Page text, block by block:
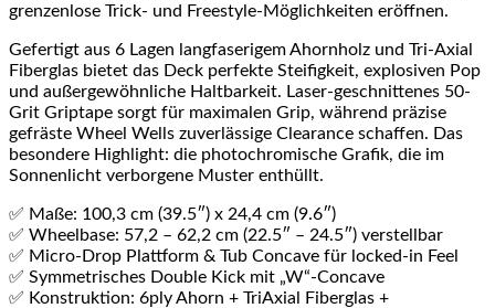
grenzenlose Trick- und Freestyle-Möglichkeiten eröffnen.
Gefertigt aus 6 Lagen langfaserigem Ahornholz und Tri-Axial
Fiberglas bietet das Deck perfekte Steifigkeit, explosiven Pop
und außergewöhnliche Haltbarkeit. Laser-geschnittenes 50-
Grit Griptape sorgt für maximalen Grip, während präzise
gefräste Wheel Wells zuverlässige Clearance schaffen. Das
besondere Highlight: die photochromische Grafik, die im
Sonnenlicht verborgene Muster enthüllt.
✅ Maße: 100,3 cm (39.5″) x 24,4 cm (9.6″)
✅ Wheelbase: 57,2 – 62,2 cm (22.5″ – 24.5″) verstellbar
✅ Micro-Drop Plattform & Tub Concave für locked-in Feel
✅ Symmetrisches Double Kick mit „W“-Concave
✅ Konstruktion: 6ply Ahorn + TriAxial Fiberglas +